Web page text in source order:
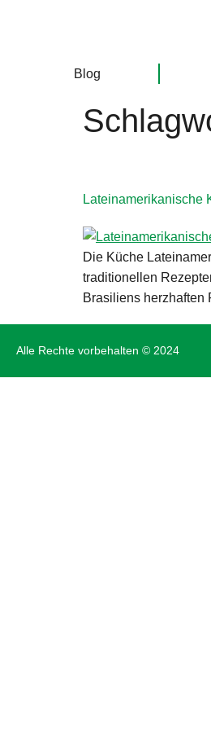
Blog
Lateinamerikanische
Die Küche
traditionellen
Brasiliens
Alle Rechte vorbehalten © 2024